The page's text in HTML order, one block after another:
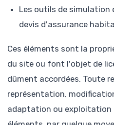
Les outils de simulation
devis d'assurance
Ces éléments sont la
du site ou font l'objet de
dûment accordées. Toute
représentation,
adaptation ou exploitation